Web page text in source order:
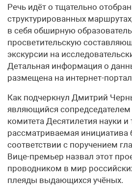
Речь идёт о тщательно
структурированных
в себя обширную
просветительскую
экскурсии на
Детальная информация о
размещена на интернет-
Как подчеркнул Дмитрий
являющийся
комитета Десятилетия науки и
рассматриваемая инициатива
соответствии с поручением
Вице-премьер назвал этот
проводником в мир
плеяды выдающихся учёных.